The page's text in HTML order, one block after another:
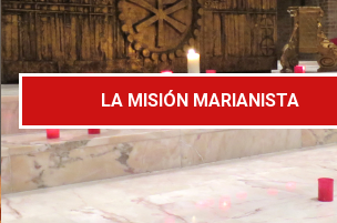
LA MISIÓN MARIANISTA